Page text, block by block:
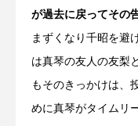
が過去に戻ってその
まずくなり千昭を避
は真琴の友人の友梨
もそのきっかけは、
めに真琴がタイムリ